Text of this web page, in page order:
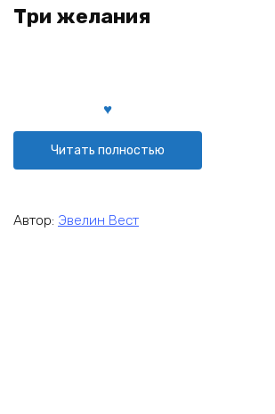
Три желания
Читать полностью
Автор: Эвелин Вест